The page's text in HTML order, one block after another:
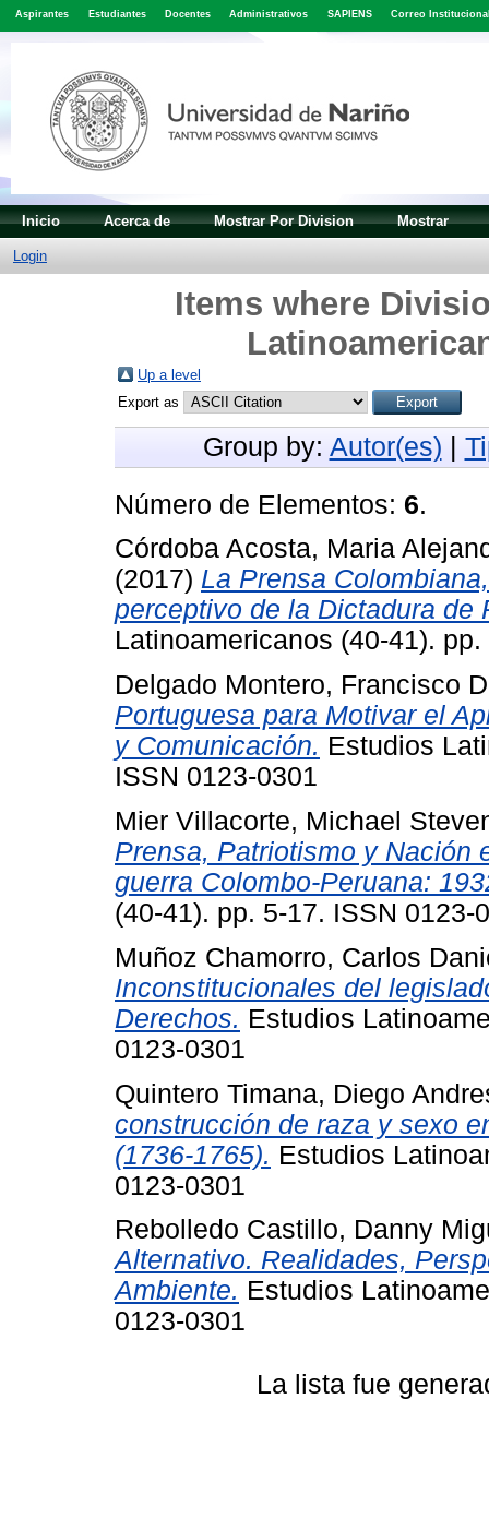
Aspirantes Estudiantes Docentes Administrativos SAPIENS Correo
Inicio Acerca de Mostrar Por Division Mostrar
Login
Items where
Up a level
Export as
Group by: Autor(es) |
Número de Elementos: 6.
Córdoba Acosta, Maria
(2017) La Prensa
perceptivo de la Dictadura de
Latinoamericanos (40-41).
Delgado Montero, Francisco
Portuguesa para Motivar el
y Comunicación. Estudios
ISSN 0123-0301
Mier Villacorte, Michael
Prensa, Patriotismo y Nación
guerra Colombo-Peruana:
(40-41). pp. 5-17. ISSN 0123-
Muñoz Chamorro, Carlos
Inconstitucionales del
Derechos. Estudios
0123-0301
Quintero Timana, Diego
construcción de raza y sexo
(1736-1765). Estudios
0123-0301
Rebolledo Castillo, Danny
Alternativo. Realidades,
Ambiente. Estudios
0123-0301
La lista fue